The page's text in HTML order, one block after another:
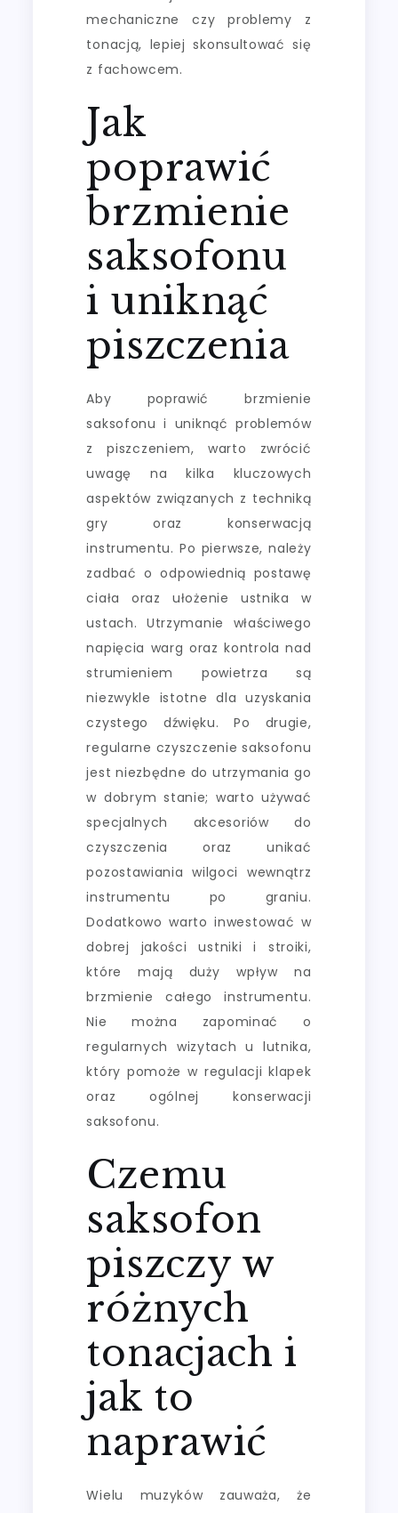
mechaniczne czy problemy z
tonacją, lepiej skonsultować się
z fachowcem.
Jak
poprawić
brzmienie
saksofonu
i uniknąć
piszczenia
Aby poprawić brzmienie
saksofonu i uniknąć problemów
z piszczeniem, warto zwrócić
uwagę na kilka kluczowych
aspektów związanych z techniką
gry oraz konserwacją
instrumentu. Po pierwsze, należy
zadbać o odpowiednią postawę
ciała oraz ułożenie ustnika w
ustach. Utrzymanie właściwego
napięcia warg oraz kontrola nad
strumieniem powietrza są
niezwykle istotne dla uzyskania
czystego dźwięku. Po drugie,
regularne czyszczenie saksofonu
jest niezbędne do utrzymania go
w dobrym stanie; warto używać
specjalnych akcesoriów do
czyszczenia oraz unikać
pozostawiania wilgoci wewnątrz
instrumentu po graniu.
Dodatkowo warto inwestować w
dobrej jakości ustniki i stroiki,
które mają duży wpływ na
brzmienie całego instrumentu.
Nie można zapominać o
regularnych wizytach u lutnika,
który pomoże w regulacji klapek
oraz ogólnej konserwacji
saksofonu.
Czemu
saksofon
piszczy w
różnych
tonacjach i
jak to
naprawić
Wielu muzyków zauważa, że